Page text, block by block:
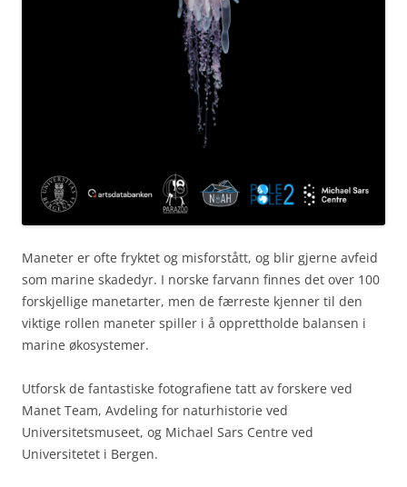
Maneter er ofte fryktet og misforstått, og blir gjerne avfeid
som marine skadedyr. I norske farvann finnes det over 100
forskjellige manetarter, men de færreste kjenner til den
viktige rollen maneter spiller i å opprettholde balansen i
marine økosystemer.
Utforsk de fantastiske fotografiene tatt av forskere ved
Manet Team, Avdeling for naturhistorie ved
Universitetsmuseet, og Michael Sars Centre ved
Universitetet i Bergen.